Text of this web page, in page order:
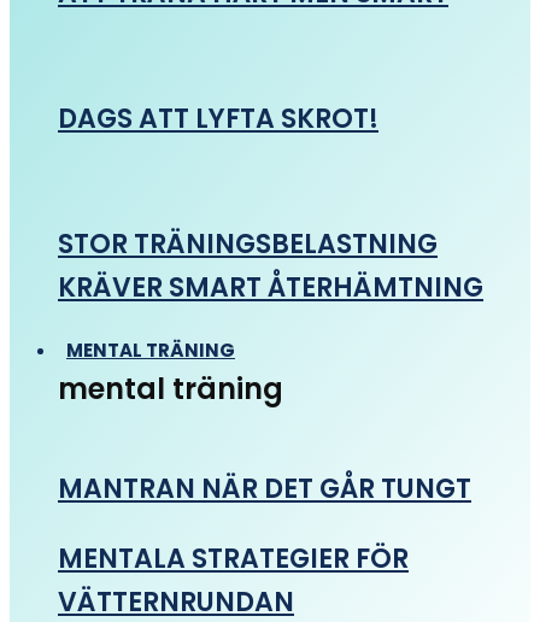
DAGS ATT LYFTA SKROT!
STOR TRÄNINGSBELASTNING
KRÄVER SMART ÅTERHÄMTNING
MENTAL TRÄNING
mental träning
MANTRAN NÄR DET GÅR TUNGT
MENTALA STRATEGIER FÖR
VÄTTERNRUNDAN